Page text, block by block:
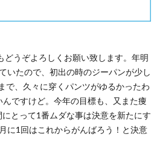
どうぞよろしくお願い致します。年明
いたので、初出の時のジーパンが少し
で、久々に穿くパンツがゆるかったわ
ですけど。今年の目標も、又また痩
とって1番ムダな事は決意を新たにす
に1回はこれからがんばろう！と決意